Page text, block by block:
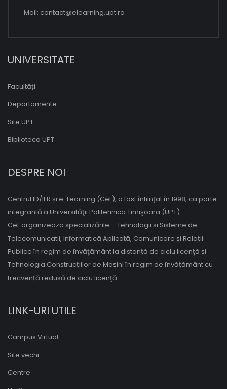
Mail: contact@elearning.upt.ro
UNIVERSITATE
Facultăți
Departamente
Site UPT
Biblioteca UPT
DESPRE NOI
Centrul ID/IFR și e-Learning (CeL), a fost înființat în 1998, ca parte
integrantă a Universităţii Politehnica Timişoara (UPT).
CeL organizeaza specializările – Tehnologii si Sisteme de
Telecomunicatii, Informatică Aplicată, Comunicare și Relații
Publice în regim de învăţământ la distanță de ciclu licenţă și
Tehnologia Construcțiilor de Mașini în regim de învățământ cu
frecvență redusă de ciclu licenţă.
LINK-URI UTILE
Campus Virtual
Site vechi
Centre